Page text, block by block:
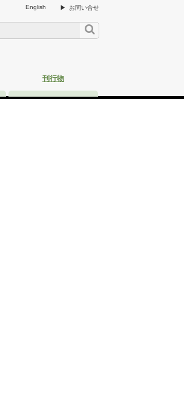
お問い合せ
English
刊行物